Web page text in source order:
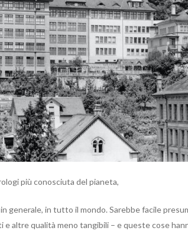
più conosciuta del pianeta,
generale, in tutto il mondo. Sarebbe facile
altre qualità meno tangibili – e queste cose